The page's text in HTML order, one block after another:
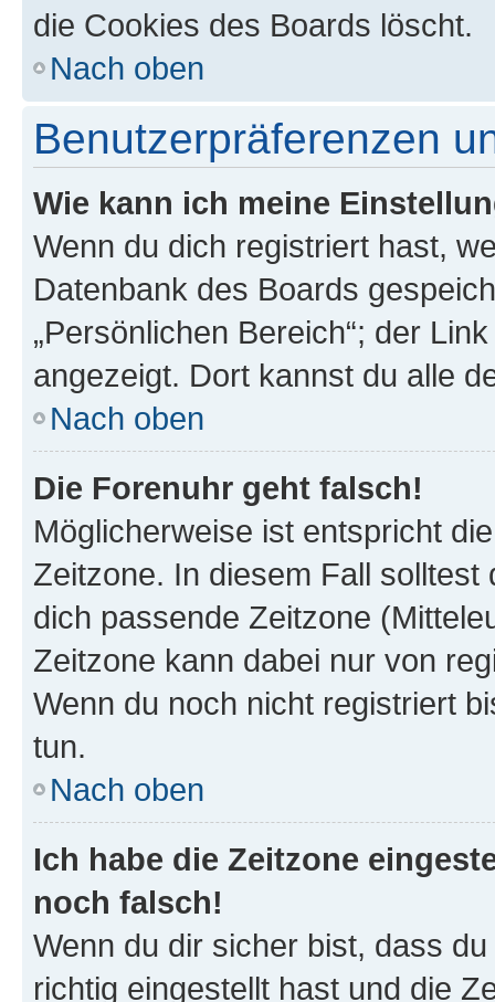
die Cookies des Boards löscht.
Nach oben
Benutzerpräferenzen
Wie kann ich meine
Wenn du dich registriert hast,
Datenbank des Boards
„Persönlichen Bereich“; der
angezeigt. Dort kannst du alle
Nach oben
Die Forenuhr geht falsch!
Möglicherweise ist entspricht
Zeitzone. In diesem Fall solltest
dich passende Zeitzone
Zeitzone kann dabei nur von
Wenn du noch nicht registriert
tun.
Nach oben
Ich habe die Zeitzone
noch falsch!
Wenn du dir sicher bist, dass
richtig eingestellt hast und die